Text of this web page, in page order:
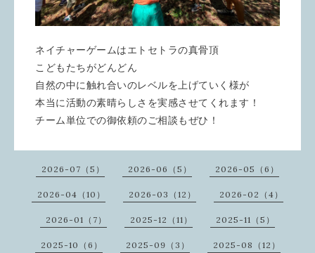
ネイチャーゲームはエトセトラの真骨頂
こどもたちがどんどん
自然の中に触れ合いのレベルを上げていく様が
本当に活動の素晴らしさを実感させてくれます！
チーム単位での御依頼のご相談もぜひ！
2026-07（5） 2026-06（5） 2026-05（6）
2026-04（10） 2026-03（12） 2026-02（4）
2026-01（7） 2025-12（11） 2025-11（5）
2025-10（6） 2025-09（3） 2025-08（12）